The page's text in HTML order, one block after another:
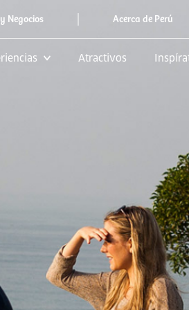
Negocios | Acerca de Perú
Atractivos